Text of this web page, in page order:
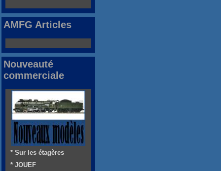
AMFG Articles
Nouveauté
commerciale
* Sur les étagères
* JOUEF